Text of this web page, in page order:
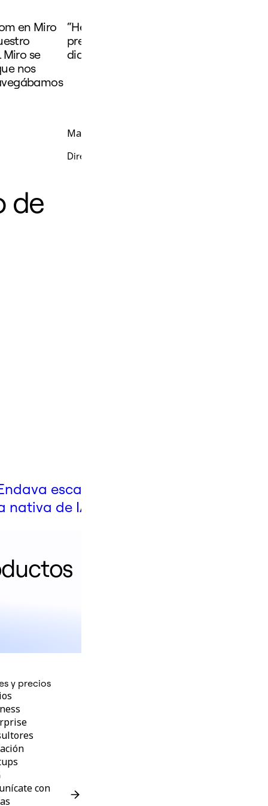
en Miro
se
nos
“He podido crear prototipos muy
precisión gracias a Miro. No puedo
diario sin esta herramienta”.
Mariana Carril
Directora de gestión de productos en EPAM
de
escaló la
nativa de IA
y precios
con